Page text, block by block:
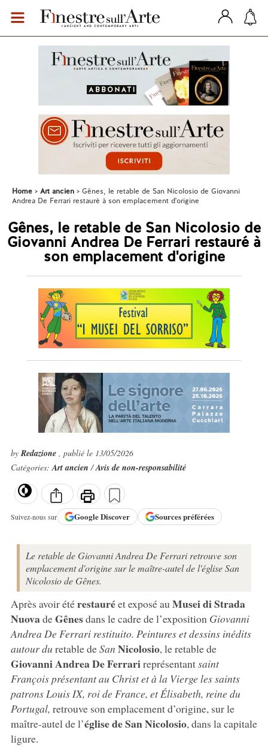
Home Art ancien
Gênes, le retable de San Nicolosio de Giovanni
Andrea De Ferrari restauré à son emplacement d'origine
Gênes, le retable de San Nicolosio de
Giovanni Andrea De Ferrari restauré à
son emplacement d'origine
byRedazione , publié le 13/05/2026
Catégories:Art ancien/Avis de non-responsabilité
Suivez-nous sur GoogleDiscover Sources préférées
Le retable de Giovanni Andrea De Ferrari retrouve son
emplacement d'origine sur le maître-autel de l'église San
Nicolosio de Gênes.
Après avoir étérestauréet exposé au Musei di Strada
NuovadeGênesdans le cadre de l’exposition Giovanni
Andrea De Ferrari restituito. Peintures et dessins inédits
autour du retable deSan Nicolosio, le retable de
Giovanni Andrea De Ferrarireprésentantsaint
François présentant au Christ et à la Vierge les saints
patrons Louis IX, roi de France, et Élisabeth, reine du
Portugal, retrouve son emplacement d’origine, sur le
maître-autel de l’église de San Nicolosio, dans la capitale
ligure.